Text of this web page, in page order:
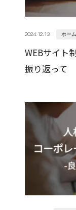
2024.12.13 ホー
WEBサイト
振り返って